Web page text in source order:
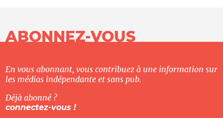
ABONNEZ-VOUS
En vous abonnant, vous contribuez à une information sur
les médias indépendante et sans pub.
Déjà abonné ?
connectez-vous !